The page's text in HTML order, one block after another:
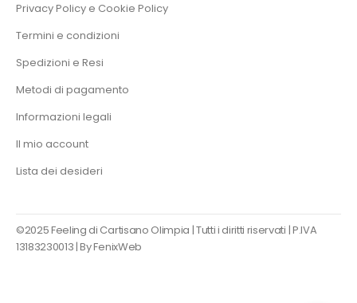
Privacy Policy e Cookie Policy
Termini e condizioni
Spedizioni e Resi
Metodi di pagamento
Informazioni legali
Il mio account
Lista dei desideri
©2025 Feeling di Cartisano Olimpia | Tutti i diritti riservati | P.IVA
13183230013 |By FenixWeb